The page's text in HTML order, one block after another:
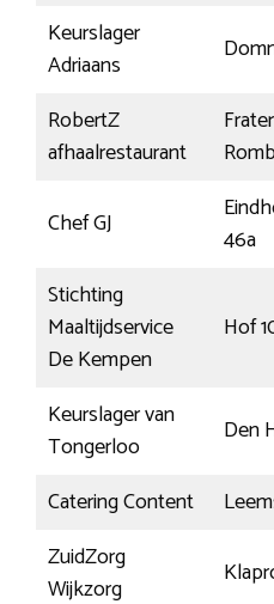
Keurslager
Adriaans
RobertZ
afhaalrestaurant
Frater
Chef GJ
46a
Stichting
Maaltijdservice
De Kempen
Hof
Keurslager van
Tongerloo
Den
Catering Content
ZuidZorg
Wijkzorg